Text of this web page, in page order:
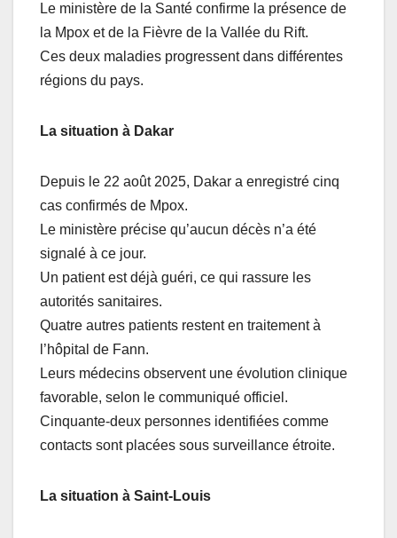
Le ministère de la Santé confirme la présence de
la Mpox et de la Fièvre de la Vallée du Rift.
Ces deux maladies progressent dans différentes
régions du pays.
La situation à Dakar
Depuis le 22 août 2025, Dakar a enregistré cinq
cas confirmés de Mpox.
Le ministère précise qu’aucun décès n’a été
signalé à ce jour.
Un patient est déjà guéri, ce qui rassure les
autorités sanitaires.
Quatre autres patients restent en traitement à
l’hôpital de Fann.
Leurs médecins observent une évolution clinique
favorable, selon le communiqué officiel.
Cinquante-deux personnes identifiées comme
contacts sont placées sous surveillance étroite.
La situation à Saint-Louis